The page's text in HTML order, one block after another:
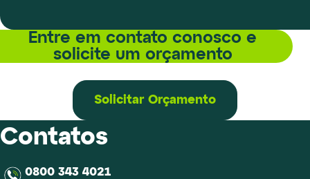
Entre em contato conosco e
solicite um orçamento
Solicitar Orçamento
Contatos
0800 343 4021